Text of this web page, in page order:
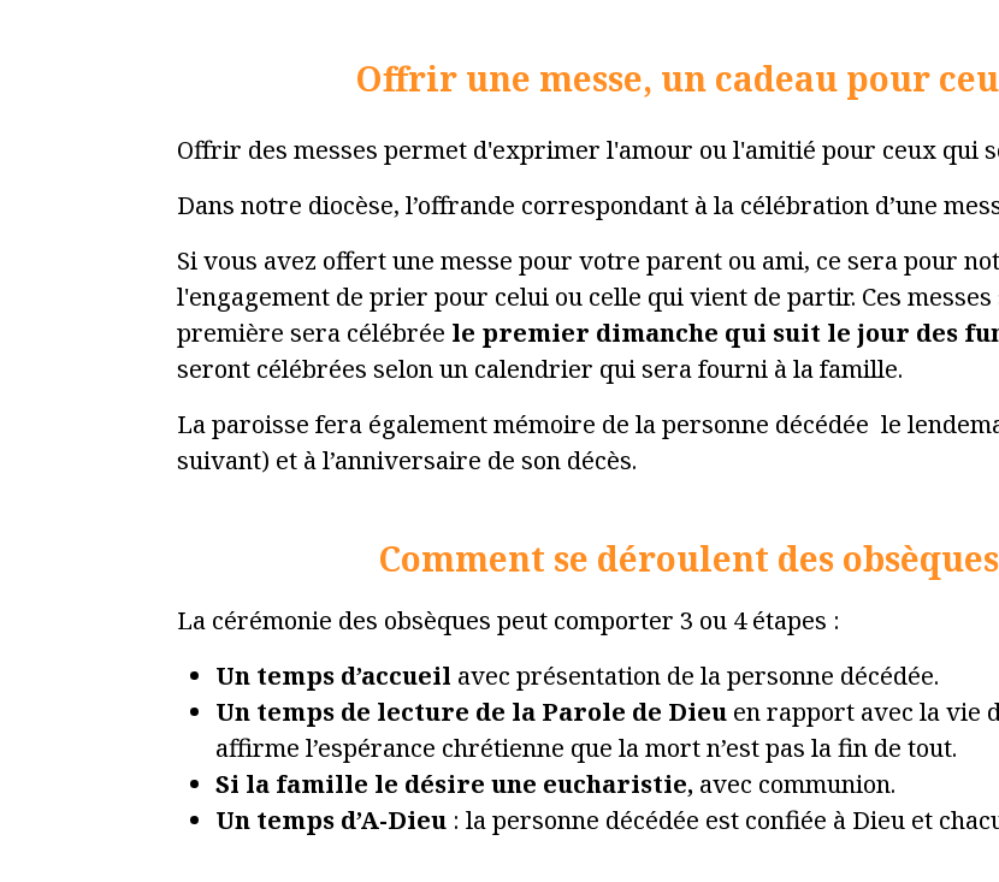
Offrir une messe, un cadeau pour
Offrir des messes permet d'exprimer l'amour ou l'amitié pour ceux qui
Dans notre diocèse, l’offrande correspondant à la célébration d’une
Si vous avez offert une messe pour votre parent ou ami, ce sera pour
l'engagement de prier pour celui ou celle qui vient de partir. Ces
première sera célébrée le premier dimanche qui suit le jour des
seront célébrées selon un calendrier qui sera fourni à la famille.
La paroisse fera également mémoire de la personne décédée le
suivant) et à l’anniversaire de son décès.
Comment se déroulent des
La cérémonie des obsèques peut comporter 3 ou 4 étapes :
Un temps d’accueil avec présentation de la personne décédée.
Un temps de lecture de la Parole de Dieu en rapport avec la vie
affirme l’espérance chrétienne que la mort n’est pas la fin de tout.
Si la famille le désire une eucharistie, avec communion.
Un temps d’A-Dieu : la personne décédée est confiée à Dieu et